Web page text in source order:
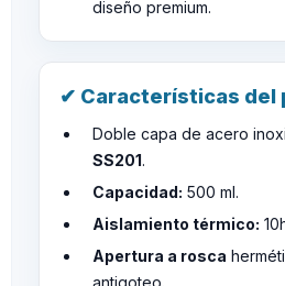
diseño premium.
✔ Características del
Doble capa de acero
SS201.
Capacidad: 500 ml.
Aislamiento térmico:
Apertura a rosca
antigoteo.